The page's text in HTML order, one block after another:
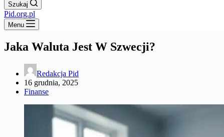
Szukaj
Pid.org.pl
Menu
Jaka Waluta Jest W Szwecji?
Redakcja Pid
16 grudnia, 2025
Finanse